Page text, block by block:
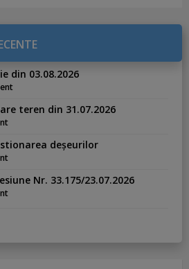
din 03.08.2026
teren din 31.07.2026
deșeurilor
Nr. 33.175/23.07.2026